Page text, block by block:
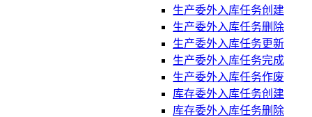
生产委外入库任务创建
生产委外入库任务删除
生产委外入库任务更新
生产委外入库任务完成
生产委外入库任务作废
库存委外入库任务创建
库存委外入库任务删除